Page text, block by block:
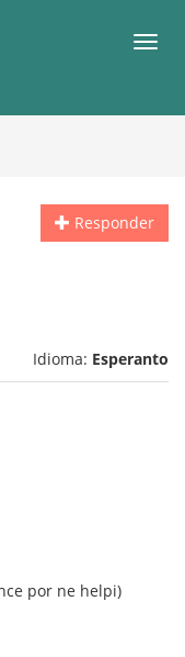
Responder
Idioma: Esperanto
por ne helpi)